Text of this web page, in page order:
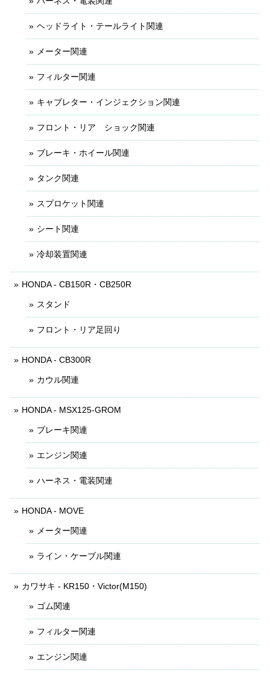
ヘッドライト・テールライト関連
メーター関連
フィルター関連
キャブレター・インジェクション関連
フロント・リア ショック関連
ブレーキ・ホイール関連
タンク関連
スプロケット関連
シート関連
冷却装置関連
HONDA - CB150R・CB250R
スタンド
フロント・リア足回り
HONDA - CB300R
カウル関連
HONDA - MSX125-GROM
ブレーキ関連
エンジン関連
ハーネス・電装関連
HONDA - MOVE
メーター関連
ライン・ケーブル関連
カワサキ - KR150・Victor(M150)
ゴム関連
フィルター関連
エンジン関連